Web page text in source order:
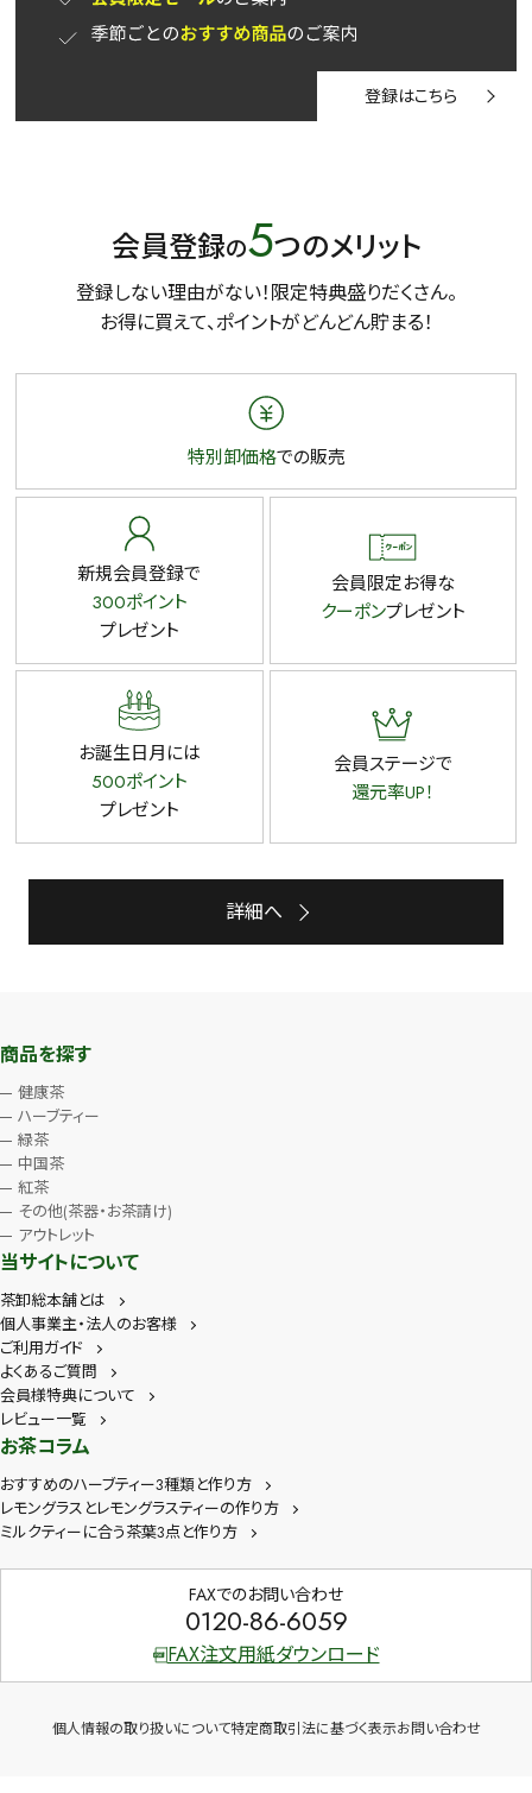
登録はこちら
会員登録の5つのメリット
登録しない理由がない！限定特典盛りだくさん。
お得に買えて、ポイントがどんどん貯まる！
特別卸価格での販売
新規会員登録で
300ポイント
プレゼント
会員限定お得な
クーポンプレゼント
お誕生日月には
500ポイント
プレゼント
会員ステージで
還元率UP！
詳細へ
商品を探す
健康茶
ハーブティー
緑茶
中国茶
紅茶
その他(茶器・お茶請け)
アウトレット
当サイトについて
茶卸総本舗とは
個人事業主・法人のお客様
ご利用ガイド
よくあるご質問
会員様特典について
レビュー一覧
お茶コラム
おすすめのハーブティー3種類と作り方
レモングラスとレモングラスティーの作り方
ミルクティーに合う茶葉3点と作り方
FAXでのお問い合わせ
0120-86-6059
FAX注文用紙ダウンロード
個人情報の取り扱いについて特定商取引法に基づく表示お問い合わせ